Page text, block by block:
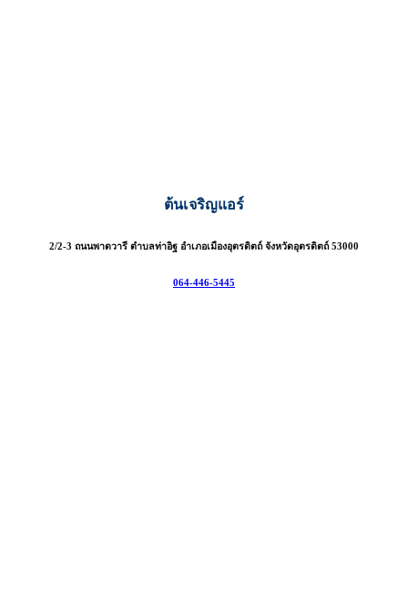
ต้นเจริญแอร์
2/2-3 ถนนพาดวารี ตำบลท่าอิฐ อำเภอเมืองอุตรดิตถ์ จังหวัดอุตรดิตถ์ 53000
064-446-5445